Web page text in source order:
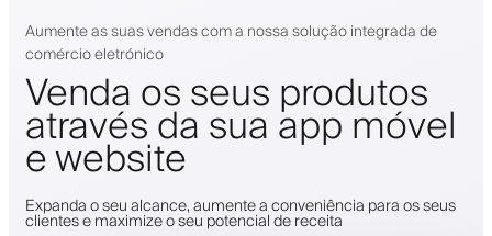
Aumente as suas vendas com a nossa solução integrada de
comércio eletrónico
Venda os seus produtos
através da sua app móvel
e website
Expanda o seu alcance, aumente a conveniência para os seus
clientes e maximize o seu potencial de receita